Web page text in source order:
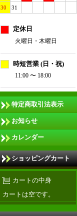
30
31
定休日
火曜日・木曜日
時短営業 (日・祝)
11:00 〜 18:00
特定商取引法表示
お知らせ
カレンダー
ショッピングカート
カートの中身
カートは空です。